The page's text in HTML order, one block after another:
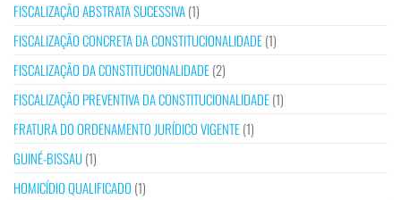
FISCALIZAÇÃO ABSTRATA SUCESSIVA(1)
FISCALIZAÇÃO CONCRETA DA CONSTITUCIONALIDADE(1)
FISCALIZAÇÃO DA CONSTITUCIONALIDADE(2)
FISCALIZAÇÃO PREVENTIVA DA CONSTITUCIONALIDADE(1)
FRATURA DO ORDENAMENTO JURÍDICO VIGENTE(1)
GUINÉ-BISSAU(1)
HOMICÍDIO QUALIFICADO (1)